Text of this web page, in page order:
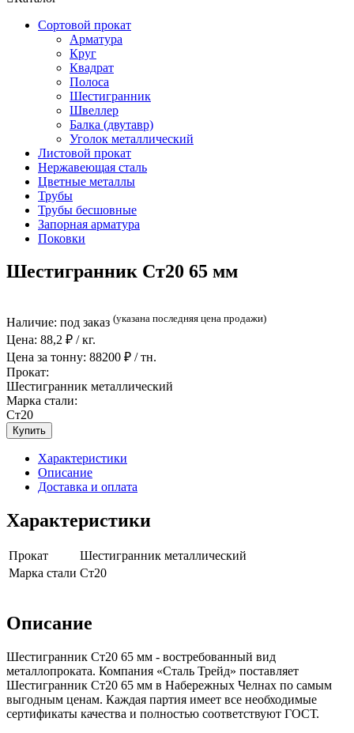
Сортовой прокат
Арматура
Круг
Квадрат
Полоса
Шестигранник
Швеллер
Балка (двутавр)
Уголок металлический
Листовой прокат
Нержавеющая сталь
Цветные металлы
Трубы
Трубы бесшовные
Запорная арматура
Поковки
Шестигранник Ст20 65 мм
Наличие: под заказ (указана последняя цена продажи)
Цена: 88,2 ₽ / кг.
Цена за тонну: 88200 ₽ / тн.
Прокат:
Шестигранник металлический
Марка стали:
Ст20
Купить
Характеристики
Описание
Доставка и оплата
Характеристики
Прокат
Шестигранник металлический
Марка стали Ст20
Описание
Шестигранник Ст20 65 мм - востребованный вид
металлопроката. Компания «Сталь Трейд» поставляет
Шестигранник Ст20 65 мм в Набережных Челнах по самым
выгодным ценам. Каждая партия имеет все необходимые
сертификаты качества и полностью соответствуют ГОСТ.